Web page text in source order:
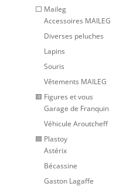
⬜ Maileg
Accessoires MAILEG
Diverses peluches
Lapins
Souris
Vêtements MAILEG
🟥 Figures et vous
Garage de Franquin
Véhicule Aroutcheff
🟦 Plastoy
Astérix
Bécassine
Gaston Lagaffe